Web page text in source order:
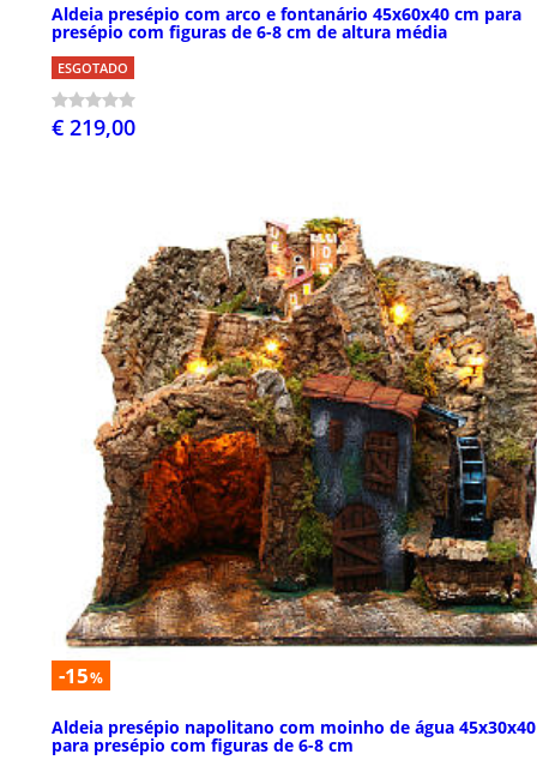
Aldeia presépio com arco e fontanário 45x60x40 cm para
presépio com figuras de 6-8 cm de altura média
ESGOTADO
€ 219,00
-15%
Aldeia presépio napolitano com moinho de água
para presépio com figuras de 6-8 cm